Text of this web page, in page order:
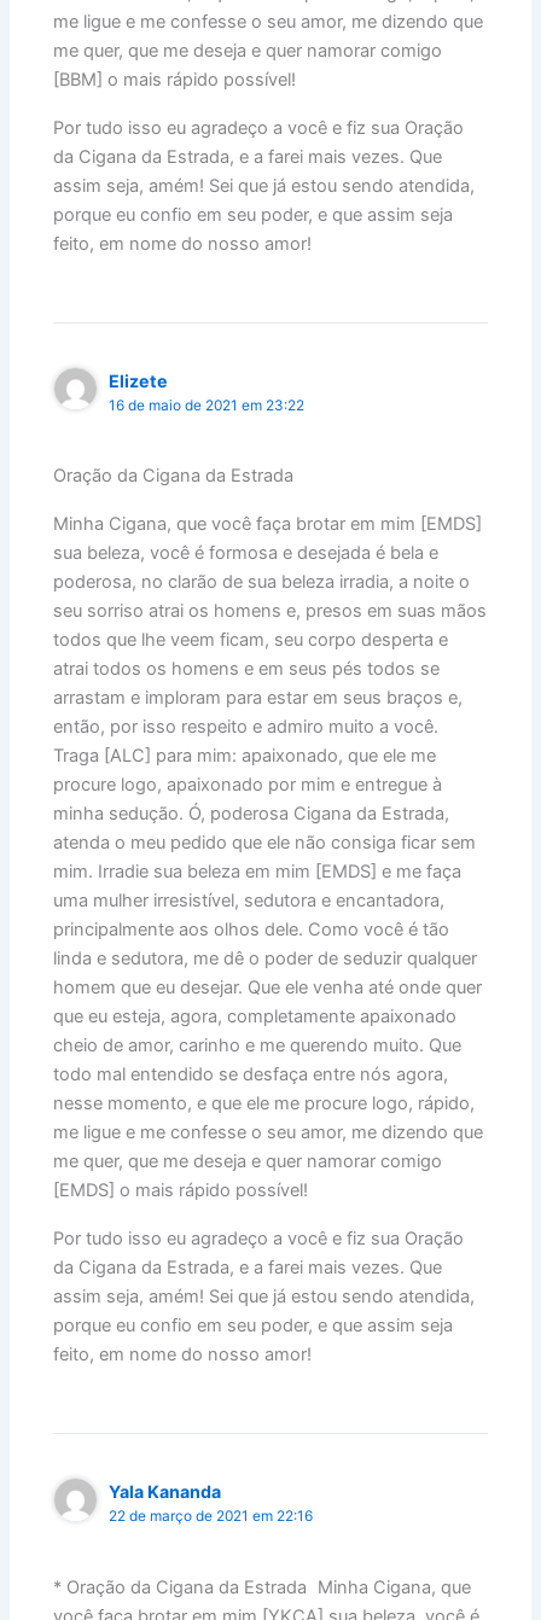
me ligue e me confesse o seu amor, me dizendo que
me quer, que me deseja e quer namorar comigo
[BBM] o mais rápido possível!
Por tudo isso eu agradeço a você e fiz sua Oração
da Cigana da Estrada, e a farei mais vezes. Que
assim seja, amém! Sei que já estou sendo atendida,
porque eu confio em seu poder, e que assim seja
feito, em nome do nosso amor!
Elizete
16 de maio de 2021 em 23:22
Oração da Cigana da Estrada
Minha Cigana, que você faça brotar em mim [EMDS]
sua beleza, você é formosa e desejada é bela e
poderosa, no clarão de sua beleza irradia, a noite o
seu sorriso atrai os homens e, presos em suas mãos
todos que lhe veem ficam, seu corpo desperta e
atrai todos os homens e em seus pés todos se
arrastam e imploram para estar em seus braços e,
então, por isso respeito e admiro muito a você.
Traga [ALC] para mim: apaixonado, que ele me
procure logo, apaixonado por mim e entregue à
minha sedução. Ó, poderosa Cigana da Estrada,
atenda o meu pedido que ele não consiga ficar sem
mim. Irradie sua beleza em mim [EMDS] e me faça
uma mulher irresistível, sedutora e encantadora,
principalmente aos olhos dele. Como você é tão
linda e sedutora, me dê o poder de seduzir qualquer
homem que eu desejar. Que ele venha até onde quer
que eu esteja, agora, completamente apaixonado
cheio de amor, carinho e me querendo muito. Que
todo mal entendido se desfaça entre nós agora,
nesse momento, e que ele me procure logo, rápido,
me ligue e me confesse o seu amor, me dizendo que
me quer, que me deseja e quer namorar comigo
[EMDS] o mais rápido possível!
Por tudo isso eu agradeço a você e fiz sua Oração
da Cigana da Estrada, e a farei mais vezes. Que
assim seja, amém! Sei que já estou sendo atendida,
porque eu confio em seu poder, e que assim seja
feito, em nome do nosso amor!
Yala Kananda
22 de março de 2021 em 22:16
* Oração da Cigana da Estrada Minha Cigana, que